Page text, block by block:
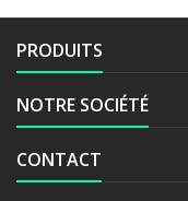
PRODUITS
NOTRE SOCIÉTÉ
CONTACT